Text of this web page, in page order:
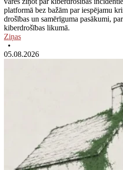
platformā bez bažām par iespējamu
drošības un samērīguma pasākumi,
kiberdrošības likumā.
Ziņas
•
05.08.2026